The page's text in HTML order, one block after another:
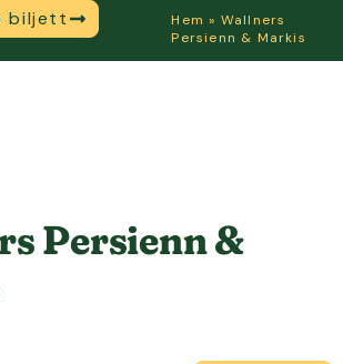
biljett Hem » Wallners
Persienn & Markis
Persienn &